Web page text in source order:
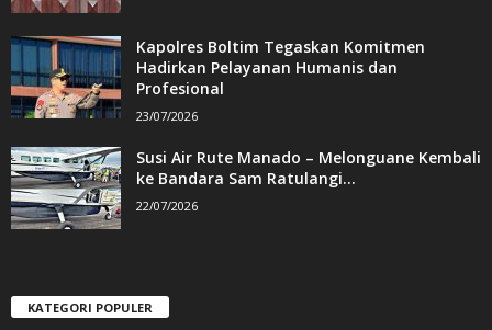
Kapolres Boltim Tegaskan Komitmen
Hadirkan Pelayanan Humanis dan
Profesional
23/07/2026
Susi Air Rute Manado – Melonguane Kembali
ke Bandara Sam Ratulangi...
22/07/2026
KATEGORI POPULER